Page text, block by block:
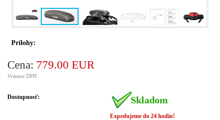
Prílohy:
Cena: 779.00 EUR
Vrátane DPH
Dostupnosť: Skladom
Expedujeme do 24 hodín!